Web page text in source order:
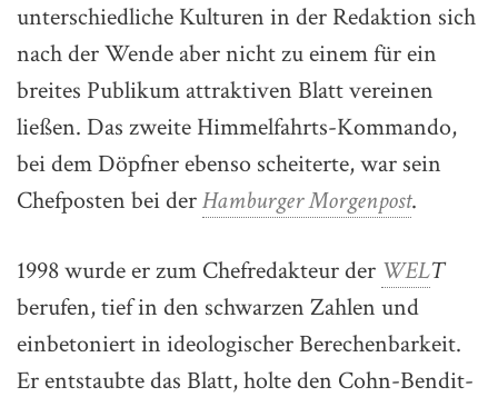
unterschiedliche Kulturen in der Redaktion sich
nach der Wende aber nicht zu einem für ein
breites Publikum attraktiven Blatt vereinen
ließen. Das zweite Himmelfahrts-Kommando,
bei dem Döpfner ebenso scheiterte, war sein
Chefposten bei derHamburger Morgenpost.
1998 wurde er zum Chefredakteur der WELT
berufen, tief in den schwarzen Zahlen und
einbetoniert in ideologischer Berechenbarkeit.
Er entstaubte das Blatt, holte den Cohn-Bendit-